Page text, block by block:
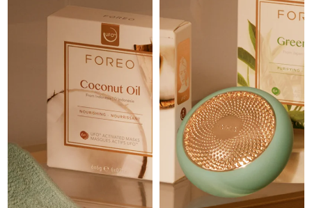
FAQ™护肤品
All FAQ™ skincare
FAQ™产品
All anti-aging treatments
FAQ™护肤品
All FAQ™ skincare
FAQ™产品
All LED treatments
FAQ™产品
All hair treatments
FAQ™ skincare
All FAQ™ skincare
FAQ™ products
All toning treatments
PEACH™ 2 Pro Max
Professional IPL hair removal device
PEACH™ 2
IPL hair removal
PEACH™ 2 go
身体护理
BEAR™ 2 body
Microcurrent body toning
LUNA™ 4 body
Massaging body brush
SUPERCHARGED™ serum
ESPADA™ 2 plus
Recurring acne LED therapy
眼部护理
BEAR™ 2 eyes & lips
Microcurrent line smoothing device
毛孔护理
预计送达日期 8/11/26
法属波利尼西亚 预计送达日期 8/15/26
预计送达日期8/11/26
预计送达日期8/15/26
希腊 预计送达日期8/11/26
中国香港特别行政区 预计送达日期8/12/26